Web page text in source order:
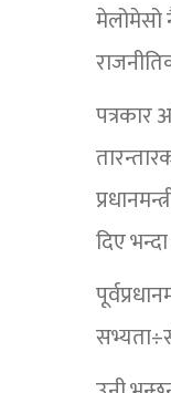
मेलोमेसो
पत्रकार
दिए